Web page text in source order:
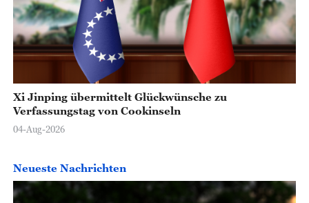
Xi Jinping übermittelt Glückwünsche zu
Verfassungstag von Cookinseln
04-Aug-2026
Neueste Nachrichten